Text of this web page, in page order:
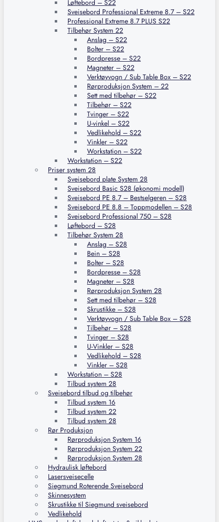
Løftebord – S22
Sveisebord Professional Extreme 8.7 – S22
Professional Extreme 8.7 PLUS S22
Tilbehør System 22
Anslag – S22
Bolter – S22
Bordpresse – S22
Magneter – S22
Verktøyvogn / Sub Table Box – S22
Rørproduksjon System – 22
Sett med tilbehør – S22
Tilbehør – S22
Tvinger – S22
U-vinkel – S22
Vedlikehold – S22
Vinkler – S22
Workstation – S22
Workstation – S22
Priser system 28
Sveisebord plate System 28
Sveisebord Basic S28 (økonomi modell)
Sveisebord PE 8.7 – Bestselgeren – S28
Sveisebord PE 8.8 – Toppmodellen – S28
Sveisebord Professional 750 – S28
Løftebord – S28
Tilbehør System 28
Anslag – S28
Bein – S28
Bolter – S28
Bordpresse – S28
Magneter – S28
Rørproduksjon System 28
Sett med tilbehør – S28
Skrustikke – S28
Verktøyvogn / Sub Table Box – S28
Tilbehør – S28
Tvinger – S28
U-Vinkler – S28
Vedlikehold – S28
Vinkler – S28
Workstation – S28
Tilbud system 28
Sveisebord tilbud og tilbehør
Tilbud system 16
Tilbud system 22
Tilbud system 28
Rør Produksjon
Rørproduksjon System 16
Rørproduksjon System 22
Rørproduksjon System 28
Hydraulisk løftebord
Lasersveisecelle
Siegmund Roterende Sveisebord
Skinnesystem
Skrustikke til Siegmund sveisebord
Vedlikehold